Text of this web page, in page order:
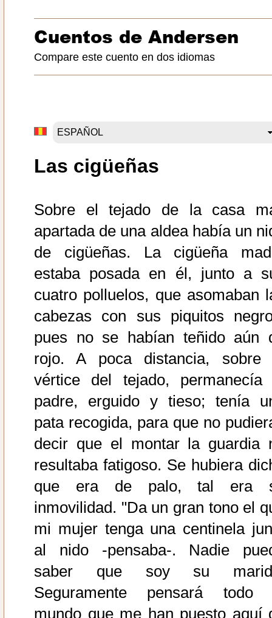
Cuentos de Andersen
Compare este cuento en dos idiomas
Las cigüeñas
Sobre el tejado de la casa
apartada de una aldea había un
de cigüeñas. La cigüeña
estaba posada en él, junto a
cuatro polluelos, que asomaban
cabezas con sus piquitos
pues no se habían teñido aún
rojo. A poca distancia, sobre
vértice del tejado, permanecía
padre, erguido y tieso; tenía
pata recogida, para que no
decir que el montar la guardia
resultaba fatigoso. Se hubiera
que era de palo, tal era
inmovilidad. "Da un gran tono el
mi mujer tenga una centinela
al nido -pensaba-. Nadie
saber que soy su
Seguramente pensará todo
mundo que me han puesto aquí